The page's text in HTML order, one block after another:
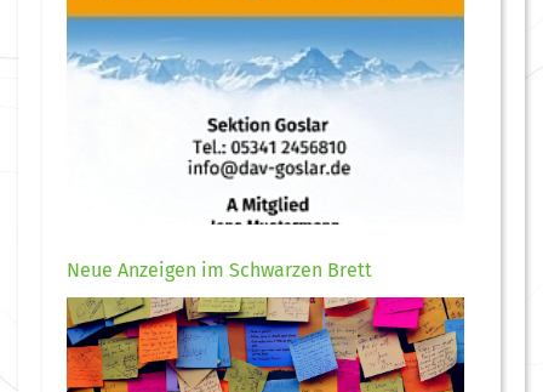
Neue Anzeigen im Schwarzen Brett